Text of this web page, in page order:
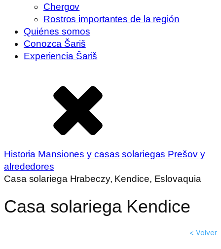
Chergov
Rostros importantes de la región
Quiénes somos
Conozca Šariš
Experiencia Šariš
Historia Mansiones y casas solariegas Prešov y
alrededores
Casa solariega Hrabeczy, Kendice, Eslovaquia
Casa solariega Kendice
< Volver